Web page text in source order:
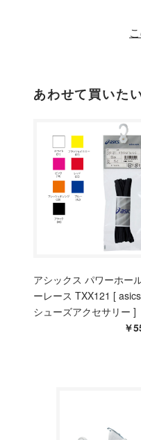
あわせて買いた
アシックス パワーホー
ーレース TXX121 [
シューズアクセサリー ]
￥